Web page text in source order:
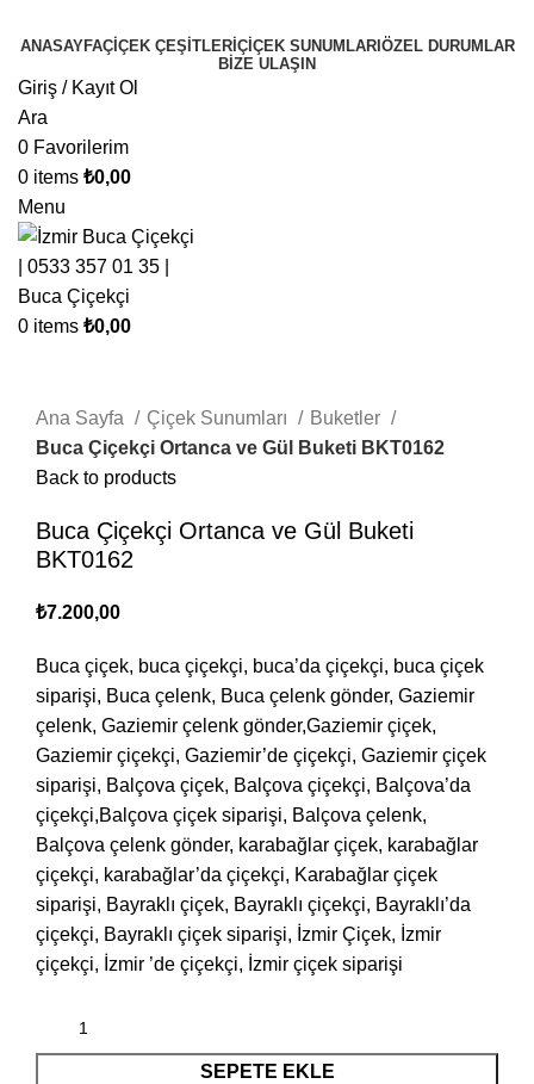
ANASAYFAÇIÇEK ÇEŞITLERI ÇIÇEK SUNUMLARI ÖZEL DURUMLAR
BIZE ULAŞIN
Giriş / Kayıt Ol
Ara
0 Favorilerim
0 items ₺0,00
Menu
0 items ₺0,00
Ana Sayfa
Çiçek Sunumları
Buketler
Buca Çiçekçi Ortanca ve Gül Buketi BKT0162
Back to products
Buca Çiçekçi Ortanca ve Gül Buketi
BKT0162
₺7.200,00
Buca çiçek, buca çiçekçi, buca’da çiçekçi, buca çiçek
siparişi, Buca çelenk, Buca çelenk gönder, Gaziemir
çelenk, Gaziemir çelenk gönder,Gaziemir çiçek,
Gaziemir çiçekçi, Gaziemir’de çiçekçi, Gaziemir çiçek
siparişi, Balçova çiçek, Balçova çiçekçi, Balçova’da
çiçekçi,Balçova çiçek siparişi, Balçova çelenk,
Balçova çelenk gönder, karabağlar çiçek, karabağlar
çiçekçi, karabağlar’da çiçekçi, Karabağlar çiçek
siparişi, Bayraklı çiçek, Bayraklı çiçekçi, Bayraklı’da
çiçekçi, Bayraklı çiçek siparişi, İzmir Çiçek, İzmir
çiçekçi, İzmir ’de çiçekçi, İzmir çiçek siparişi
SEPETE EKLE